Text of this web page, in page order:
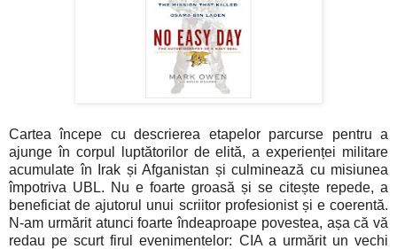
Cartea începe cu descrierea etapelor parcurse pentru a
ajunge în corpul luptătorilor de elită, a experienței militare
acumulate în Irak și Afganistan și culminează cu misiunea
împotriva UBL. Nu e foarte groasă și se citește repede, a
beneficiat de ajutorul unui scriitor profesionist și e coerentă.
N-am urmărit atunci foarte îndeaproape povestea, așa că vă
redau pe scurt firul evenimentelor: CIA a urmărit un vechi